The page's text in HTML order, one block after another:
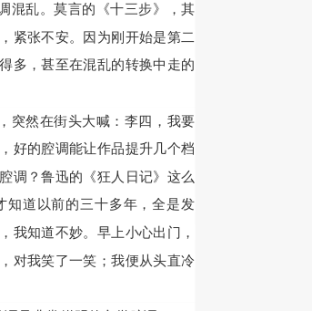
混乱。莫言的《十三步》，其
紧张不安。因为刚开始是第二
多，甚至在混乱的转换中走的
突然在街头大喊：李四，我要
好的腔调能让作品提升几个档
调？鲁迅的《狂人日记》这么
知道以前的三十多年，全是发
我知道不妙。早上小心出门，
对我笑了一笑；我便从头直冷